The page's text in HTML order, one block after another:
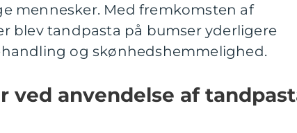
mennesker. Med fremkomsten af
blev tandpasta på bumser yderligere
og skønhedshemmelighed.
ved anvendelse af